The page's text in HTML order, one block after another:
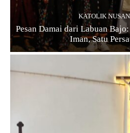
KATOLIK
Pesan Damai dari Labuan
Iman, Satu